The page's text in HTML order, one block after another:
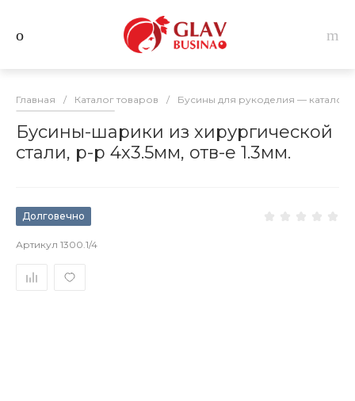
Главная / Каталог товаров / Бусины для рукоделия — каталог
Бусины-шарики из хирургической
стали, р-р 4х3.5мм, отв-е 1.3мм.
Долговечно
Артикул 1300.1/4